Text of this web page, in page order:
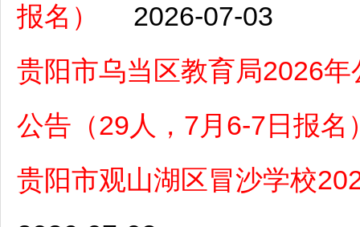
报名）
2026-07-03
贵阳市乌当区教育局2026
公告（29人，7月6-7日报名
贵阳市观山湖区冒沙学校